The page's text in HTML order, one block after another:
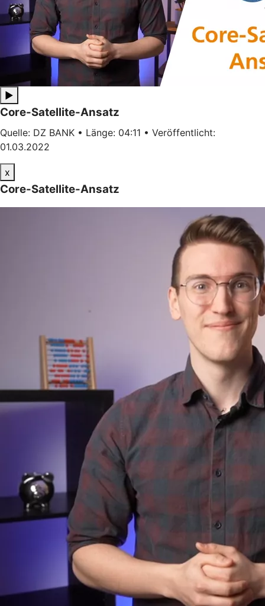
▶
Core-Satellite-Ansatz
Quelle: DZ BANK • Länge: 04:11 • Veröffentlicht:
01.03.2022
x
Core-Satellite-Ansatz